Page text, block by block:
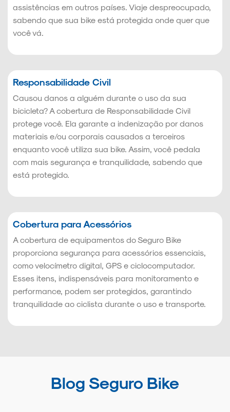
assistências em outros países. Viaje despreocupado,
sabendo que sua bike está protegida onde quer que
você vá.
Responsabilidade Civil
Causou danos a alguém durante o uso da sua
bicicleta? A cobertura de Responsabilidade Civil
protege você. Ela garante a indenização por danos
materiais e/ou corporais causados a terceiros
enquanto você utiliza sua bike. Assim, você pedala
com mais segurança e tranquilidade, sabendo que
está protegido.
Cobertura para Acessórios
A cobertura de equipamentos do Seguro Bike
proporciona segurança para acessórios essenciais,
como velocímetro digital, GPS e ciclocomputador.
Esses itens, indispensáveis para monitoramento e
performance, podem ser protegidos, garantindo
tranquilidade ao ciclista durante o uso e transporte.
Blog Seguro Bike